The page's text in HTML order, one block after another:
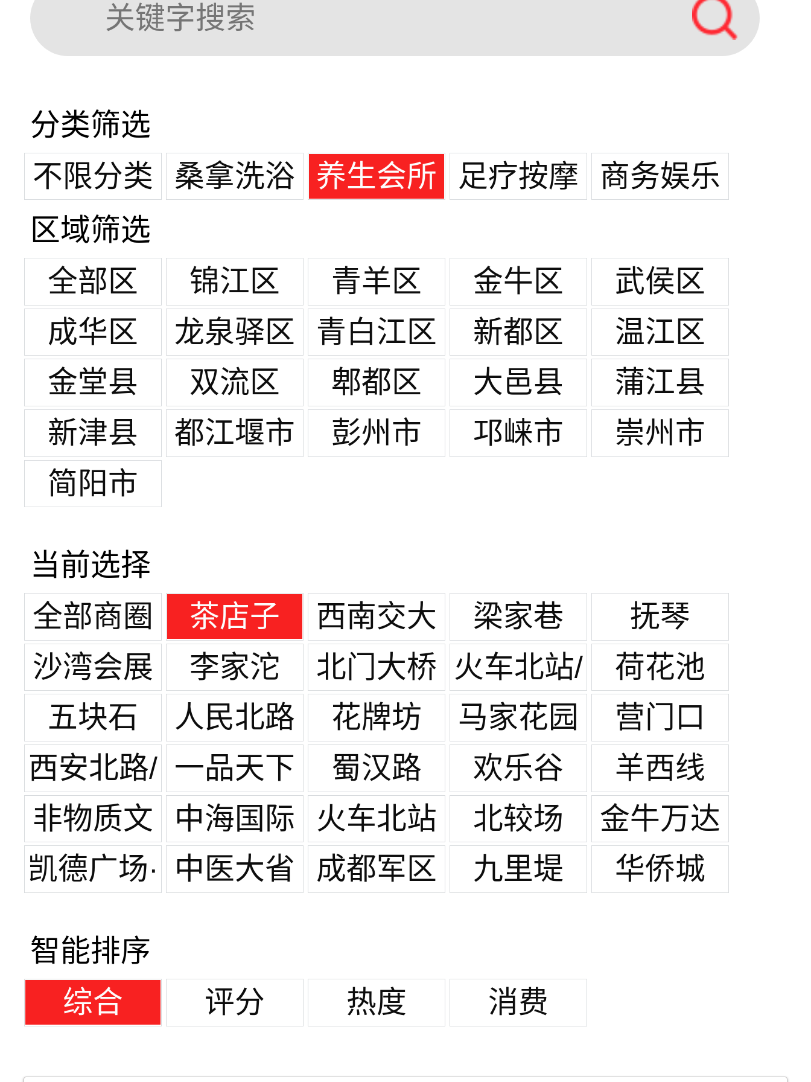
分类筛选
不限分类
桑拿洗浴 养生会所 足疗按摩
商务娱乐
区域筛选
全部区
锦江区 青羊区 金牛区
武侯区
成华区
龙泉驿区 青白江区 新都区
温江区
金堂县
双流区 郫都区 大邑县
蒲江县
新津县
都江堰市 彭州市 邛崃市
崇州市
简阳市
当前选择
全部商圈
茶店子 西南交大 梁家巷
抚琴
沙湾会展
中心
李家沱 北门大桥
火车北站/
高笋塘
荷花池
五块石
人民北路 花牌坊 马家花园
营门口
西安北路/
宽窄巷子
一品天下 蜀汉路 欢乐谷
羊西线
非物质文
化遗产
中海国际 火车北站 北较场
金牛万达
广场
凯德广场·
中医大省
成都军区
九里堤 华侨城
智能排序
综合
评分 热度 消费